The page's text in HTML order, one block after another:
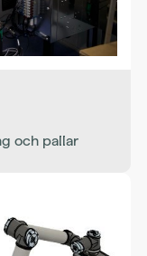
och pallar